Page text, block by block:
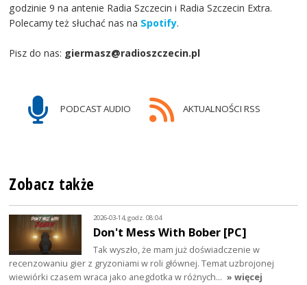
godzinie 9 na antenie Radia Szczecin i Radia Szczecin Extra.
Polecamy też słuchać nas na Spotify.
Pisz do nas: giermasz@radioszczecin.pl
PODCAST AUDIO AKTUALNOŚCI RSS
Zobacz także
2026-03-14, godz. 08:04
Don't Mess With Bober [PC]
Tak wyszło, że mam już doświadczenie w
recenzowaniu gier z gryzoniami w roli głównej. Temat uzbrojonej
wiewiórki czasem wraca jako anegdotka w różnych… » więcej